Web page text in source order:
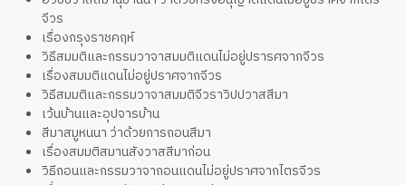
จีวร
เรื่องกรุงราชคฤห์
วิธีสมมติและกรรมวาจาสมมติแดนไม่อยู่ปรารศจากจีวร
เรื่องสมมติแดนไม่อยู่ปราศจากจีวร
วิธีสมมติและกรรมวาจาสมมติจีวราวิปปวาสสีมา
เว้นบ้านและอุปจารบ้าน
สีมาสมูหนนา ว่าด้วยการถอนสีมา
เรื่องสมมติสมานสังวาสสีมาก่อน
วิธีถอนและกรรมวาจาถอนแดนไม่อยู่ปราศจากไตรจีวร